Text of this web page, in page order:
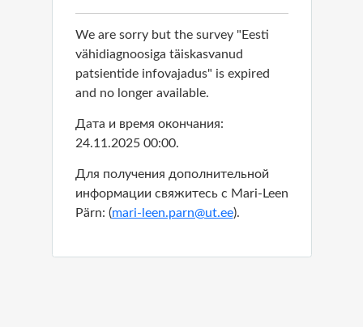
We are sorry but the survey "Eesti
vähidiagnoosiga täiskasvanud
patsientide infovajadus" is expired
and no longer available.
Дата и время окончания:
24.11.2025 00:00.
Для получения дополнительной
информации свяжитесь с Mari-Leen
Pärn: (mari-leen.parn@ut.ee).